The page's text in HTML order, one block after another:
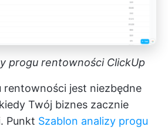
progu rentowności ClickUp
rentowności jest niezbędne
Twój biznes zacznie
Punkt Szablon analizy progu